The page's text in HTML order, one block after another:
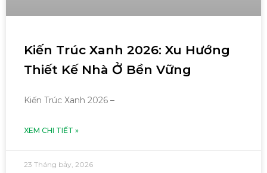
Kiến Trúc Xanh 2026: Xu Hướng
Thiết Kế Nhà Ở Bền Vững
Kiến Trúc Xanh 2026 –
XEM CHI TIẾT »
23 Tháng bảy, 2026